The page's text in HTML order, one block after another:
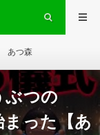
あつ森
ぶつの
った【あ